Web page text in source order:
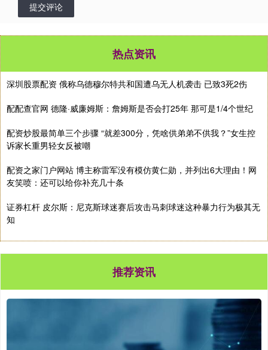
提交评论
热点资讯
深圳股票配资 俄称乌德穆尔特共和国遭乌无人机袭击 已致3死2伤
配配查官网 德隆·威廉姆斯：詹姆斯是否会打25年 那可是1/4个世纪
配资炒股最简单三个步骤 “就差300分，凭啥供弟弟不供我？”女生控
诉家长重男轻女反被嘲
配资之家门户网站 博主称雷军没有模仿黄仁勋，并列出6大理由！网
友笑喷：还可以给你补充几十条
证券杠杆 皮尔斯：尼克斯球迷赛后攻击马刺球迷这种暴力行为极其无
知
推荐资讯